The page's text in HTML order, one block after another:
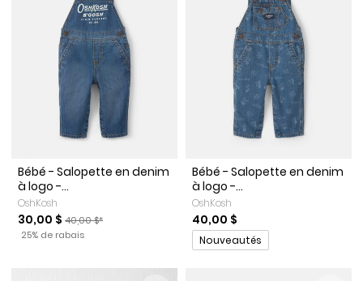
Bébé - Salopette en denim
à logo -...
OshKosh
Prix de solde
30,00 $ Prix ​​de détail suggéré par le fabricant
40,00 $*
Pourcentage de rabais
25% de rabais
Bébé - Salopette en denim
à logo -...
OshKosh
40,00 $
Promotions
Nouveautés